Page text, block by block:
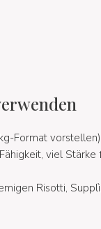
Format
viel Stärke
Risotti,